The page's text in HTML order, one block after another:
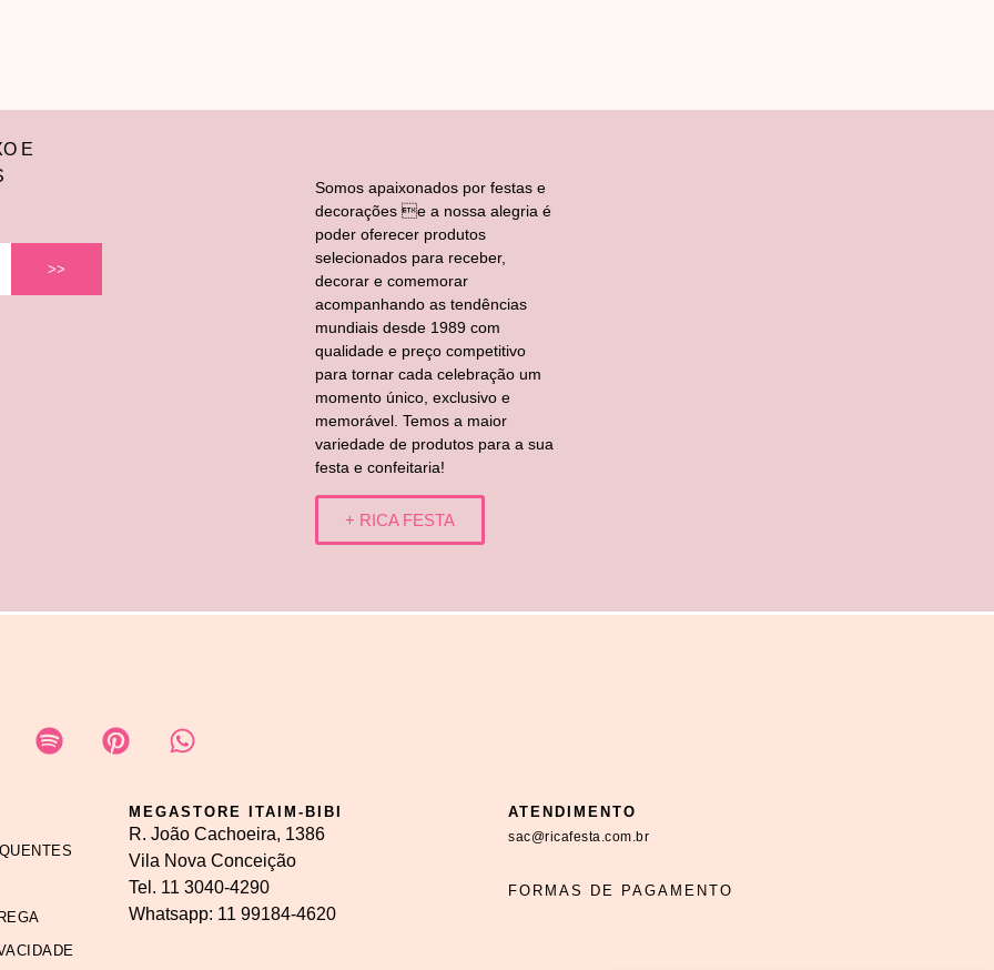
E
>>
Somos apaixonados por festas e
decorações e a nossa alegria é
poder oferecer produtos
selecionados para receber,
decorar e comemorar
acompanhando as tendências
mundiais desde 1989 com
qualidade e preço competitivo
para tornar cada celebração um
momento único, exclusivo e
memorável. Temos a maior
variedade de produtos para a sua
festa e confeitaria!
+ RICA FESTA
MEGASTORE ITAIM-BIBI
R. João Cachoeira, 1386
Vila Nova Conceição
Tel. 11 3040-4290
Whatsapp: 11 99184-4620
ATENDIMENTO
sac@ricafesta.com.br
FORMAS DE PAGAMENTO